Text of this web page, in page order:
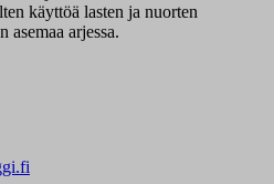
käyttöä lasten ja nuorten
asemaa arjessa.